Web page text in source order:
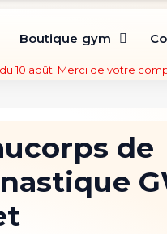
Boutique gym
10 août. Merci de votre
de